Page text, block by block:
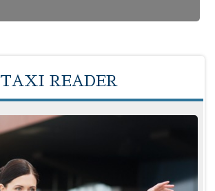
TAXI READER